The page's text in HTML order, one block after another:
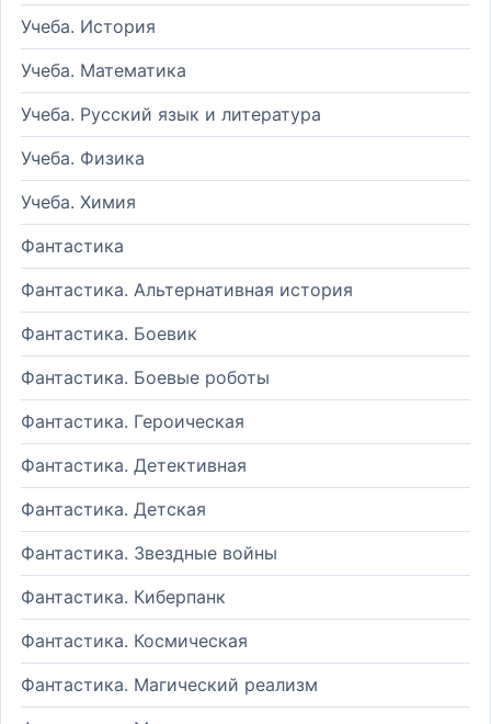
Учеба. История
Учеба. Математика
Учеба. Русский язык и литература
Учеба. Физика
Учеба. Химия
Фантастика
Фантастика. Альтернативная история
Фантастика. Боевик
Фантастика. Боевые роботы
Фантастика. Героическая
Фантастика. Детективная
Фантастика. Детская
Фантастика. Звездные войны
Фантастика. Киберпанк
Фантастика. Космическая
Фантастика. Магический реализм